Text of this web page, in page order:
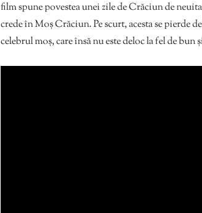
film spune povestea unei zile de Crăciun de
crede în Moș Crăciun. Pe scurt, acesta se pierde
celebrul moș, care însă nu este deloc la fel de bun